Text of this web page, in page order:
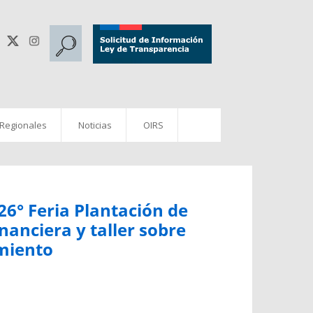
Noticias OIRS
Feria Plantación de
y taller sobre